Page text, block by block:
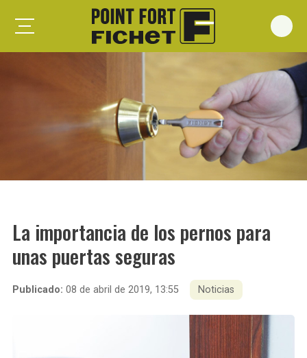
Foxeo HiS
Forges G375
Spheris Xp
Forstyl
La importancia de los pernos para
unas puertas seguras
Publicado: 08 de abril de 2019, 13:55 Noticias